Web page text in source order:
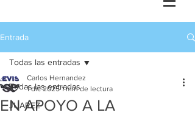
Entrada
Todas las entradas
JUAREZ
Todas las entradas
EN APOYO A LA
Carlos Hernandez
1 dic 2025 1 min de lectura